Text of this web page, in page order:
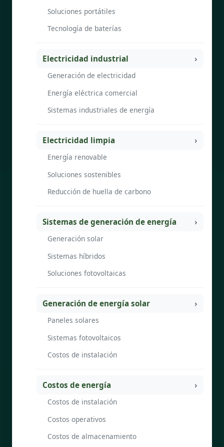
Soluciones portátiles
Tecnología de baterías
Electricidad industrial
Generación de electricidad
Energía eléctrica comercial
Sistemas industriales de energía
Electricidad limpia
Energía renovable
Soluciones sostenibles
Reducción de huella de carbono
Sistemas de generación de energía
Generación solar
Sistemas híbridos
Soluciones fotovoltaicas
Generación de energía solar
Paneles solares
Sistemas fotovoltaicos
Costos de instalación
Costos de energía
Costos de instalación
Costos operativos
Costos de almacenamiento